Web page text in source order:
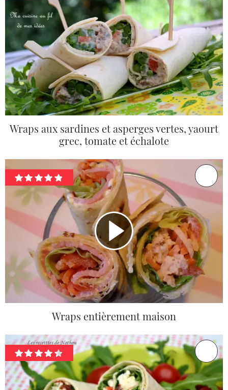
Wraps aux sardines et asperges vertes, yaourt
grec, tomate et échalote
Wraps entièrement maison